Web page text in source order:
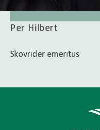
Per Hilbert
Skovrider emeritus